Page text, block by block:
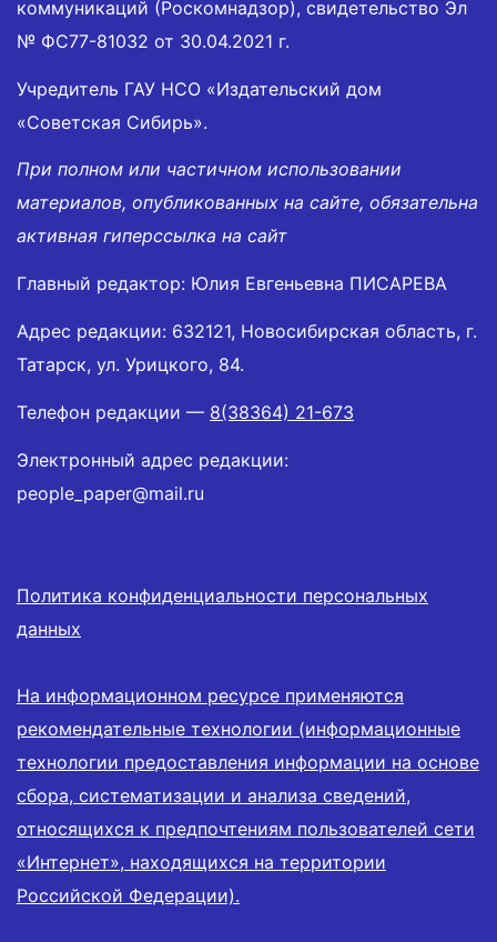
коммуникаций (Роскомнадзор), свидетельство Эл
№ ФС77-81032 от 30.04.2021 г.
Учредитель ГАУ НСО «Издательский дом
«Советская Сибирь».
При полном или частичном использовании
материалов, опубликованных на сайте, обязательна
активная гиперссылка на сайт
Главный редактор: Юлия Евгеньевна ПИСАРЕВА
Адрес редакции: 632121, Новосибирская область, г.
Татарск, ул. Урицкого, 84.
Телефон редакции — 8(38364) 21-673
Электронный адрес редакции:
people_paper@mail.ru
Политика конфиденциальности персональных
данных
На информационном ресурсе применяются
рекомендательные технологии (информационные
технологии предоставления информации на основе
сбора, систематизации и анализа сведений,
относящихся к предпочтениям пользователей сети
«Интернет», находящихся на территории
Российской Федерации).